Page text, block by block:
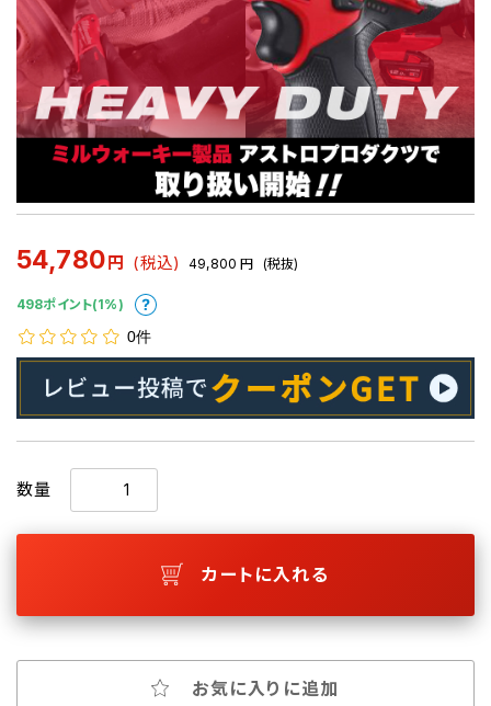
54,780 円 (税込) 49,800 円 (税抜)
498ポイント(1%)
0件
数量
カートに入れる
お気に入りに追加